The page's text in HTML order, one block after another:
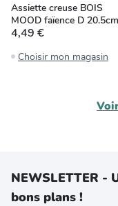
Assiette creuse BOIS
MOOD faïence D 20.5cm
4,49 €
Choisir mon magasin
NEWSLETTER -
bons plans !